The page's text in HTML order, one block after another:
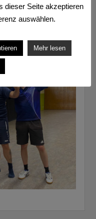
Bild-
Navigation
← zurück
dieser Seite akzeptieren
auswählen.
Mehr lesen